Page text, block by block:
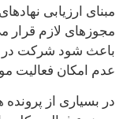
مبنای ارزیابی
مجوزهای لازم قرار
باعث شود شرکت در
عدم امکان فعالیت
در بسیاری از